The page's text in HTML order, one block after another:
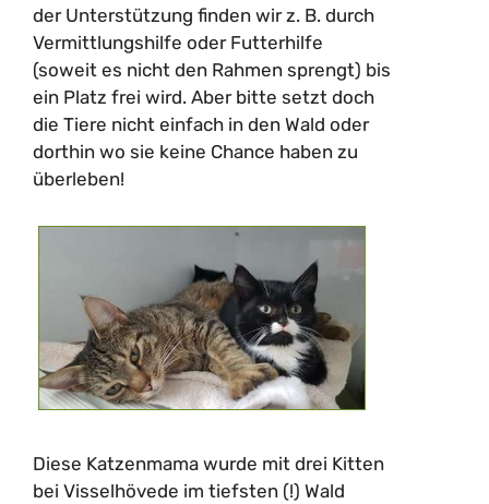
der Unterstützung finden wir z. B. durch
Vermittlungshilfe oder Futterhilfe
(soweit es nicht den Rahmen sprengt) bis
ein Platz frei wird. Aber bitte setzt doch
die Tiere nicht einfach in den Wald oder
dorthin wo sie keine Chance haben zu
überleben!
Diese Katzenmama wurde mit drei Kitten
bei Visselhövede im tiefsten (!) Wald